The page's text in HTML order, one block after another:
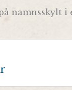
namnsskylt i